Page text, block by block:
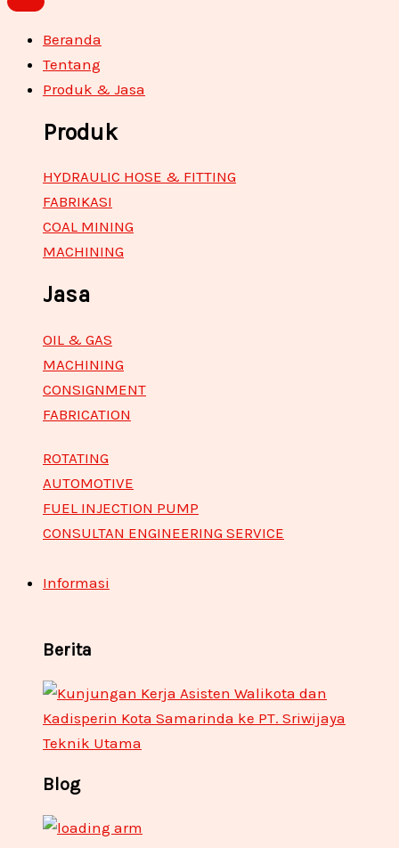
Beranda
Tentang
Produk & Jasa
Produk
HYDRAULIC HOSE & FITTING
FABRIKASI
COAL MINING
MACHINING
Jasa
OIL & GAS
MACHINING
CONSIGNMENT
FABRICATION
ROTATING
AUTOMOTIVE
FUEL INJECTION PUMP
CONSULTAN ENGINEERING SERVICE
Informasi
Berita
Blog